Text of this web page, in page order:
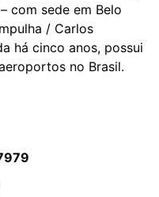
com sede em Belo
/ Carlos
há cinco anos, possui
no Brasil.